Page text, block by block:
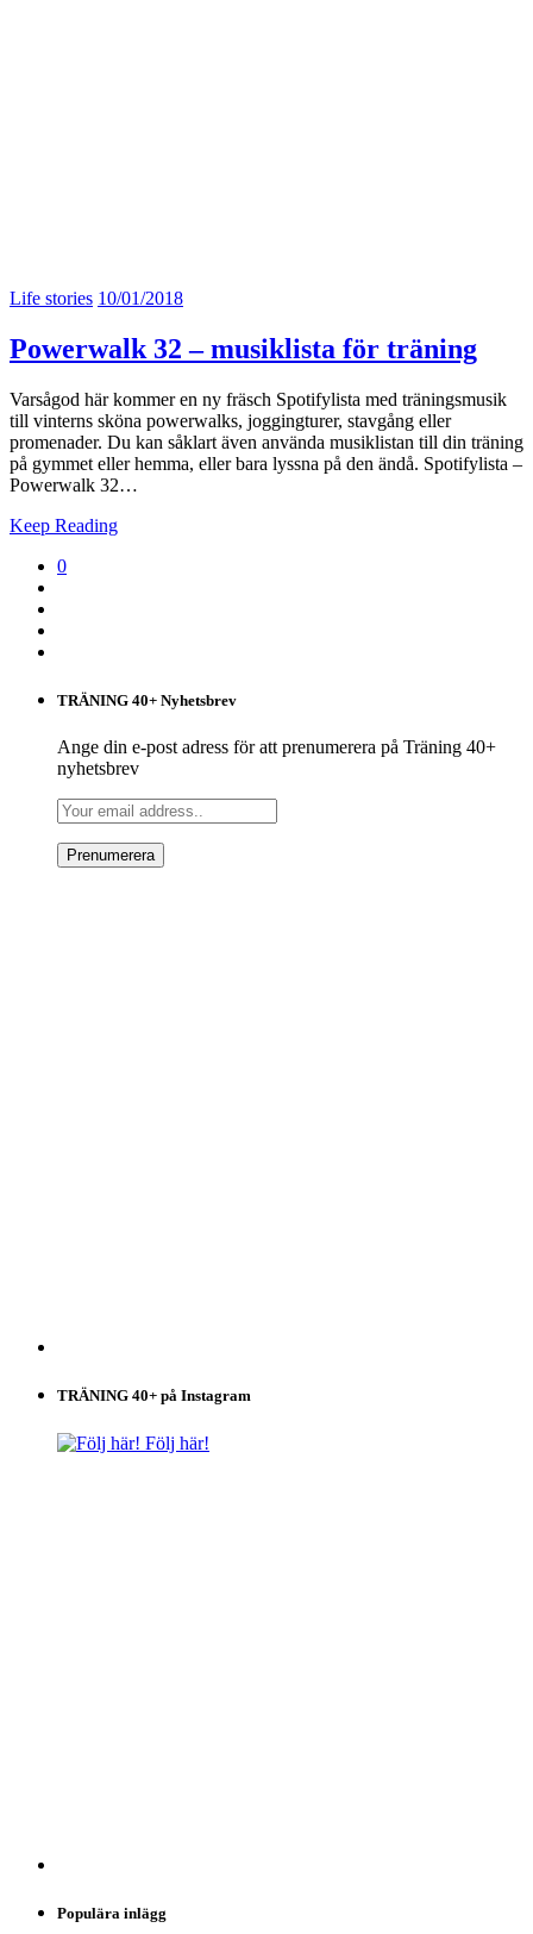
Life stories 10/01/2018
Powerwalk 32 – musiklista för träning
Varsågod här kommer en ny fräsch Spotifylista med träningsmusik
till vinterns sköna powerwalks, joggingturer, stavgång eller
promenader. Du kan såklart även använda musiklistan till din träning
på gymmet eller hemma, eller bara lyssna på den ändå. Spotifylista –
Powerwalk 32…
Keep Reading
0
TRÄNING 40+ Nyhetsbrev
Ange din e-post adress för att prenumerera på Träning 40+
nyhetsbrev
TRÄNING 40+ på Instagram
Följ här!
Populära inlägg